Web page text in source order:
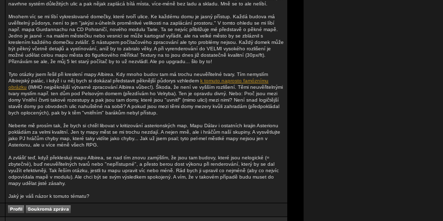
navrhne systém důležitých ulic a pak nějak zaplácá bílá místa, více-méně bez ladu a skladu. Mně se to ale nelíbí.
Mnohem víc se mi líbí vykreslované domečky, které tvoří ulice. Ke každému domu je jasný přístup. Každá budova má
uvěřitelný půdorys, není to jen "jakýsi x-úhelník proměnlivé velikosti na zaplácání prostoru." V tomto ohledu se mi líbí
např. mapa Gurdannachu na CD Pohraničí, nového modulu Tarie. Ta se nejvíc přibližuje mé představě o pěkné mapě.
Jedno je jasné - na malém městečku nebo vesnici se může kartograf vyřádit, ale na velké město by se zbláznil s
kreslením každého domečku zvlášť. S nástupem počítačového zpracování ale tyto problémy nejsou. Každý domek může
být pěkný včetně detajlů a vystínování, aniž by to zabralo věky. A při vyrenderování do VELMI vysokého rozlišení je
možné udělat celou mapu města do figurkového měřítka! Textury na to jsou dnes již dostatečně kvalitní (30px/ft).
Přiznávám se ale, že můj 5 let starý počítač by to už nezvládl. Ale po upgradu... šlo by to!
Tyto otázky jsem řešil při kreslení mapy Albirea. Kdy mnoho budov tam má trochu neuvěřitelné tvary. Tím nemyslím
Albirejský palác, i když i u něj bych si dokázal představit pěknější půdorys vzhledem k tomuto naprosto famóznímu
obrázku (IMHO nejpěknější výtvarné zpracování Albirea vůbec!). Škoda, že není ve vyšším rozlišení. Těmi neuvěřitelnými
tvary myslím např. ten dům pod Pelsovým domem (přezdívám ho Velryba). Ten je opravdu divný. Nebo: Proč jsou mezi
domy Vnitřní čtvrti takové rozestupy a pak jsou tam domy, které jsou "uvnitř" (mimo ulici) mezi nimi? Není snad logičtější
stavět domy po obvodech ulic nahuštěné na sobě? A pokud jsou mezi těmi domy mezery kvůli zahradám (předpokládal
bych oplocených), pak by k těm "vnitřním" barákům nebyl přístup.
Neberte mě prosím tak, že bych si chtěl libovat v kritizování asterionských map. Mapu Dálav i ostatních krajin Asterionu
pokládám za velmi kvalitní. Jen ty mapy měst se mi trochu nezdají. A nejen mně, ale i hráčům naší skupiny. A vysvětlujte
jako PJ hráčům chyby map, které taky vidíte jako chyby... Jak už jsem psal; tyto pel-mel městké mapy nejsou jen v
Asterionu, ale u více méně všech RPG.
A zvlášť teď, když překlesluji mapu Albirea, se nad tím znovu zamýšlím, že jsou tam budovy, které jsou nelogické (=
zbytečné), buď neuvěřitelných tvarů nebo "nepřístupné", a přesto berou dost výkonu při renderování, který by se dal
využít efektivněji. Tak řeším otázku, jestli tu mapu upravit víc nebo méně. Rád bych ji upravil co nejméně (aby co nejvíc
odpovídala mapě v modulu). Ale chci být se svým výsledkem spokojený. A vím, že v takovém případě budu muset do
mapy udělat jisté zásahy.
Jaký je váš názor k tomuto tématu?